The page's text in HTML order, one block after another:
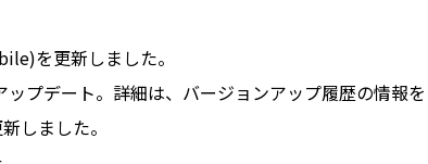
を更新しました。
プデート。詳細は、バージョンアップ履歴の情報を
しました。